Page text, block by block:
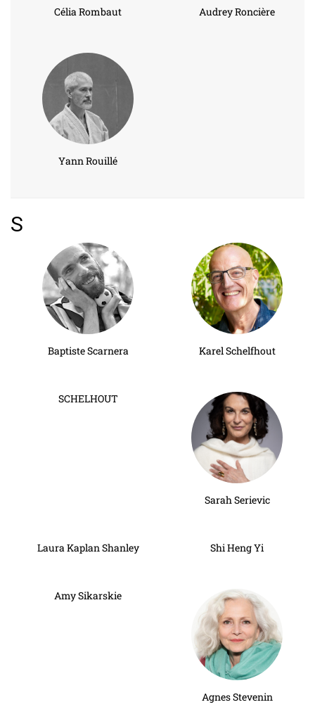
Célia Rombaut Audrey Roncière
Yann Rouillé
S
Baptiste Scarnera Karel Schelfhout
SCHELHOUT
Sarah Serievic
Laura Kaplan Shanley Shi Heng Yi
Amy Sikarskie
Agnes Stevenin